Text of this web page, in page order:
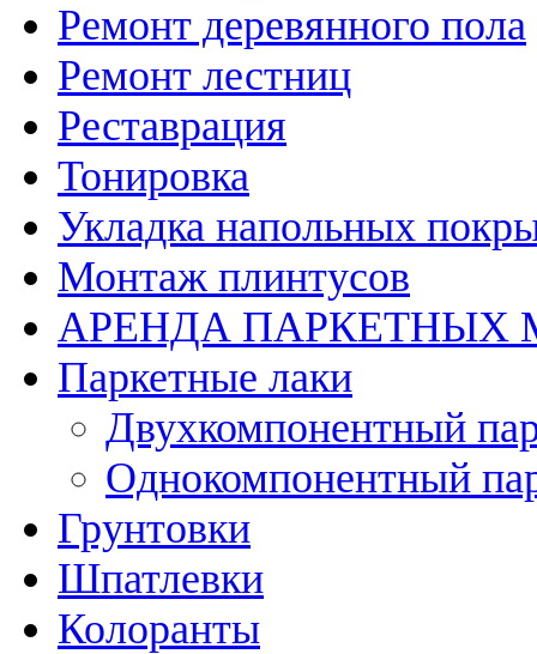
Ремонт деревянного пола
Ремонт лестниц
Реставрация
Тонировка
Укладка напольных
Монтаж плинтусов
АРЕНДА
Паркетные лаки
Двухкомпонентный
Однокомпонентный
Грунтовки
Шпатлевки
Колоранты